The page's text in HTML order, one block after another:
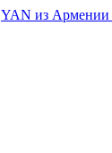
YAN из Армении